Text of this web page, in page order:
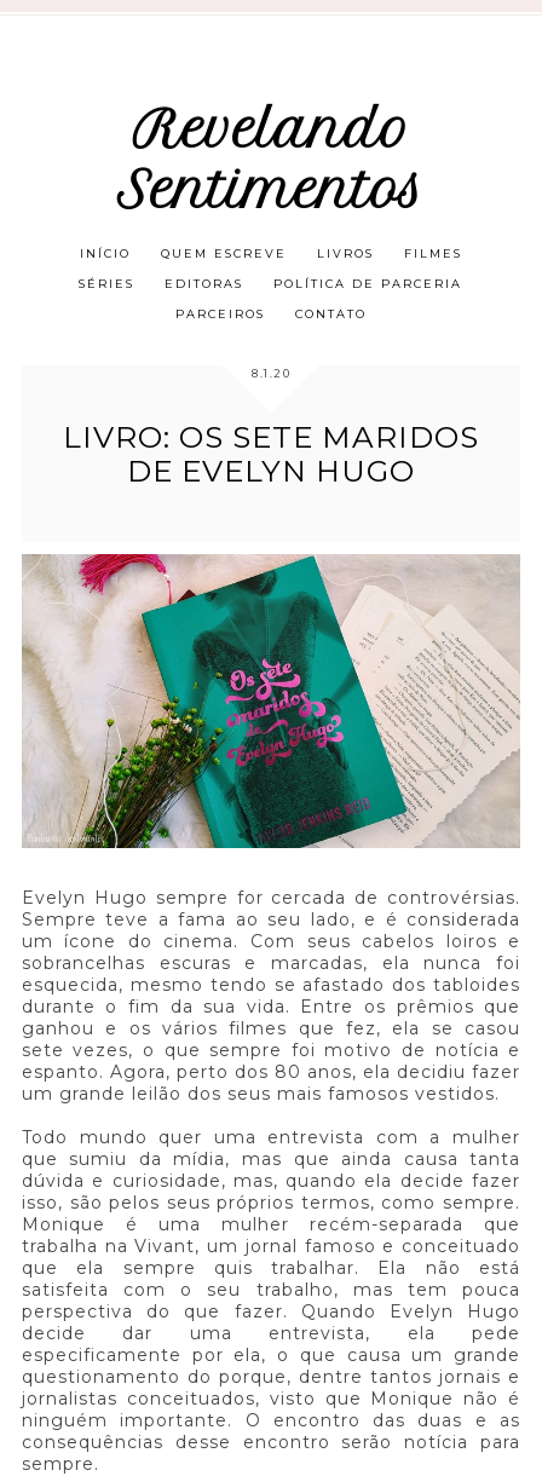
Revelando
Sentimentos
INÍCIO QUEM ESCREVE LIVROS FILMES
SÉRIES EDITORAS POLÍTICA DE PARCERIA
PARCEIROS CONTATO
8.1.20
LIVRO: OS SETE MARIDOS
DE EVELYN HUGO
Evelyn Hugo sempre for cercada de controvérsias.
Sempre teve a fama ao seu lado, e é considerada
um ícone do cinema. Com seus cabelos loiros e
sobrancelhas escuras e marcadas, ela nunca foi
esquecida, mesmo tendo se afastado dos tabloides
durante o fim da sua vida. Entre os prêmios que
ganhou e os vários filmes que fez, ela se casou
sete vezes, o que sempre foi motivo de notícia e
espanto. Agora, perto dos 80 anos, ela decidiu fazer
um grande leilão dos seus mais famosos vestidos.
Todo mundo quer uma entrevista com a mulher
que sumiu da mídia, mas que ainda causa tanta
dúvida e curiosidade, mas, quando ela decide fazer
isso, são pelos seus próprios termos, como sempre.
Monique é uma mulher recém-separada que
trabalha na Vivant, um jornal famoso e conceituado
que ela sempre quis trabalhar. Ela não está
satisfeita com o seu trabalho, mas tem pouca
perspectiva do que fazer. Quando Evelyn Hugo
decide dar uma entrevista, ela pede
especificamente por ela, o que causa um grande
questionamento do porque, dentre tantos jornais e
jornalistas conceituados, visto que Monique não é
ninguém importante. O encontro das duas e as
consequências desse encontro serão notícia para
sempre.